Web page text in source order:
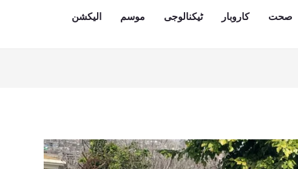
صحت کاروبار ٹیکنالوجی موسم
الیکشن